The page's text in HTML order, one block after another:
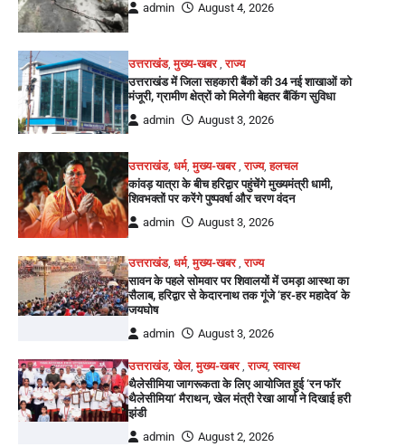
admin
August 4, 2026
उत्तराखंड,मुख्य-खबर ,राज्य
उत्तराखंड में जिला सहकारी बैंकों की 34 नई शाखाओं को
मंजूरी, ग्रामीण क्षेत्रों को मिलेगी बेहतर बैंकिंग सुविधा
admin
August 3, 2026
उत्तराखंड,धर्म,मुख्य-खबर,राज्य,हलचल
कांवड़ यात्रा के बीच हरिद्वार पहुंचेंगे मुख्यमंत्री धामी,
शिवभक्तों पर करेंगे पुष्पवर्षा और चरण वंदन
admin
August 3, 2026
उत्तराखंड,धर्म,मुख्य-खबर ,राज्य
सावन के पहले सोमवार पर शिवालयों में उमड़ा आस्था का
सैलाब, हरिद्वार से केदारनाथ तक गूंजे ‘हर-हर महादेव’ के
जयघोष
admin
August 3, 2026
उत्तराखंड,खेल,मुख्य-खबर ,राज्य,स्वास्थ
थैलेसीमिया जागरूकता के लिए आयोजित हुई ‘रन फॉर
थैलेसीमिया’ मैराथन, खेल मंत्री रेखा आर्या ने दिखाई हरी
झंडी
admin
August 2, 2026